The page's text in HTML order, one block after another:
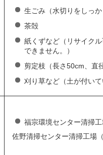
生ごみ（水切りをしっか
茶殻
紙くずなど（リサイク
できません。）
剪定枝（長さ50cm、直
刈り草など（土が付いて
福宗環境センター清掃
佐野清掃センター清掃工場